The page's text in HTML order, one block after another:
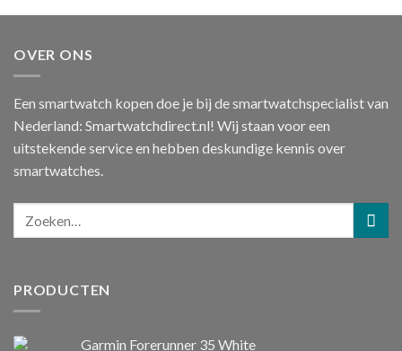
OVER ONS
Een smartwatch kopen doe je bij de smartwatchspecialist van
Nederland: Smartwatchdirect.nl! Wij staan voor een
uitstekende service en hebben deskundige kennis over
smartwatches.
PRODUCTEN
Garmin Forerunner 35 White